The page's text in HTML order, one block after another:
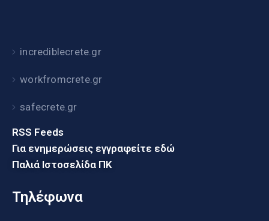
incrediblecrete.gr
workfromcrete.gr
safecrete.gr
RSS Feeds
Για ενημερώσεις εγγραφείτε εδώ
Παλιά Ιστοσελίδα ΠΚ
Τηλέφωνα